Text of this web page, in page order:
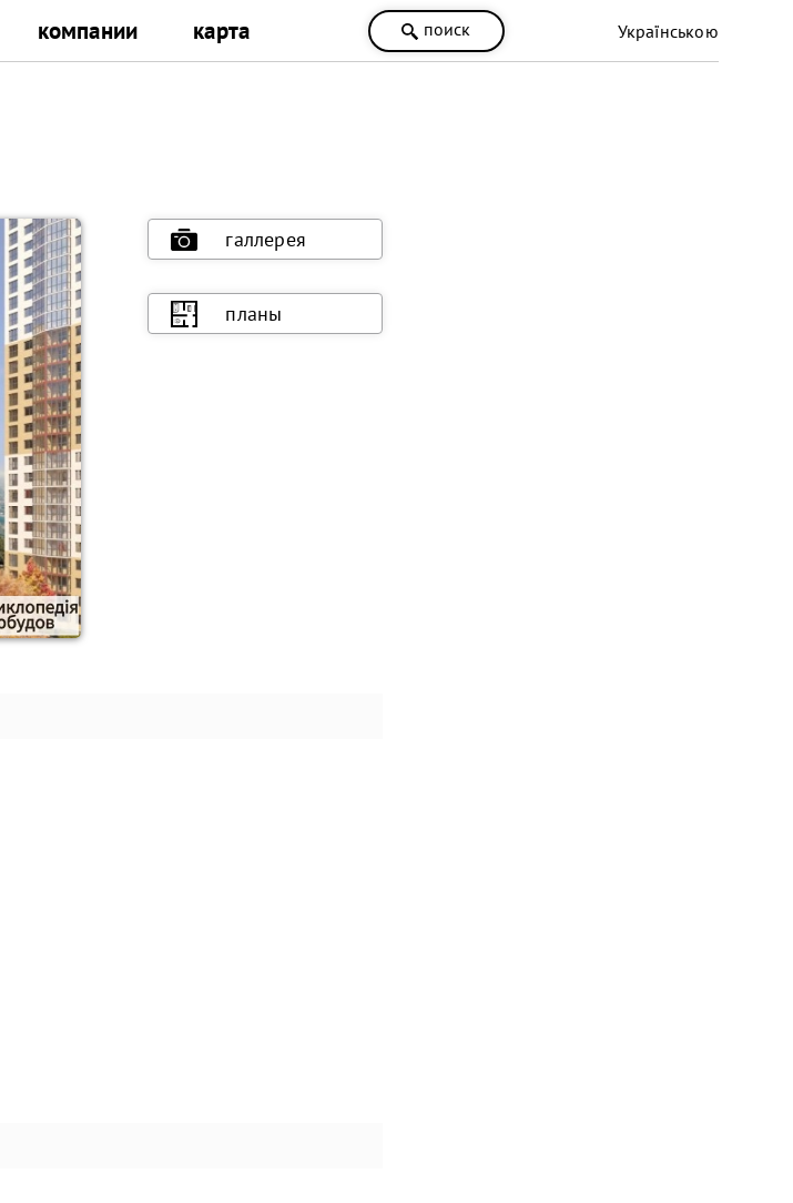
компании карта поиск Українською
галлерея
планы